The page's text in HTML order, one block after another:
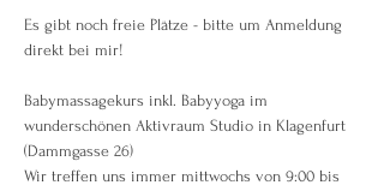
Es gibt noch freie Plätze - bitte um Anmeldung
direkt bei mir!
Babymassagekurs inkl. Babyyoga im
wunderschönen Aktivraum Studio in Klagenfurt
(Dammgasse 26)
Wir treffen uns immer mittwochs von 9:00 bis